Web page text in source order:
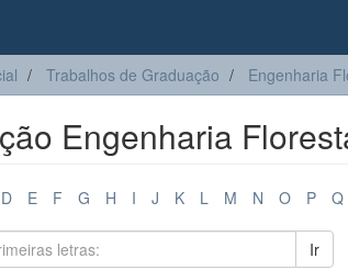
Trabalhos de Graduação Engenharia
Engenharia
D E F G H I J K L M N O P Q
Ir